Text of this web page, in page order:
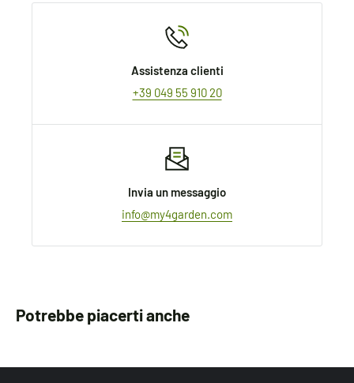
Assistenza clienti
+39 049 55 910 20
Invia un messaggio
info@my4garden.com
Potrebbe piacerti anche